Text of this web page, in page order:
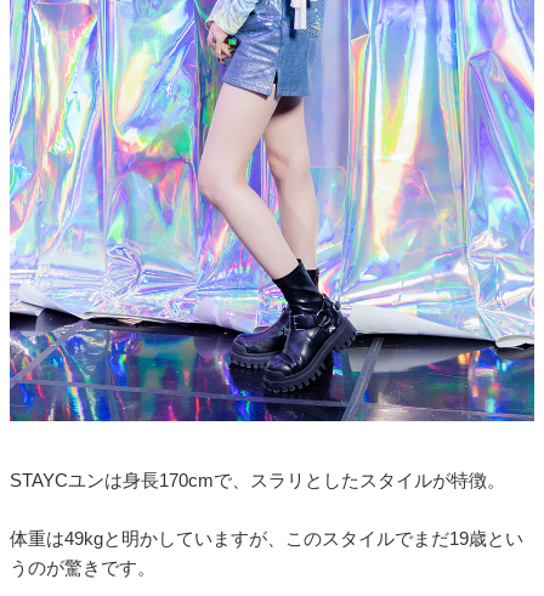
STAYCユンは身長170cmで、スラリとしたスタイルが特徴。
体重は49kgと明かしていますが、このスタイルでまだ19歳とい
うのが驚きです。